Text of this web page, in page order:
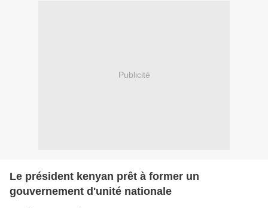
Publicité
Le président kenyan prêt à former un
gouvernement d'unité nationale